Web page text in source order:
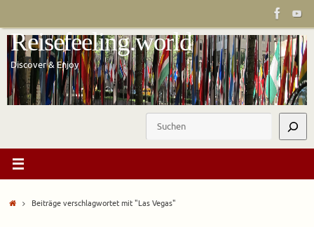
springen
Reisefeeling.world
Discover & Enjoy
StartBeiträge verschlagwortet mit "Las Vegas"